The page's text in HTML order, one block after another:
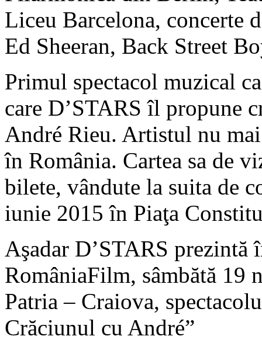
Liceu Barcelona, concerte
Ed Sheeran, Back Street
Primul spectacol muzical
care D’STARS îl propune
André Rieu. Artistul nu
în România. Cartea sa de
bilete, vândute la suita de
iunie 2015 în Piaţa
Aşadar D’STARS
RomâniaFilm, sâmbătă 19
Patria – Craiova,
Crăciunul cu André”